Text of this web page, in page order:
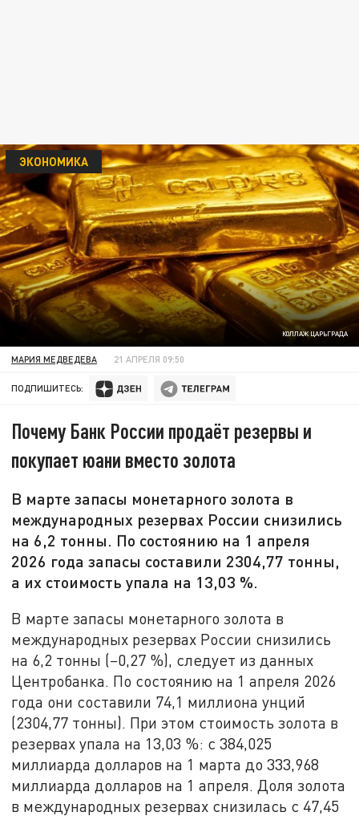
КОЛЛАЖ ЦАРЬГРАДА
ЭКОНОМИКА
МАРИЯ МЕДВЕДЕВА 21 АПРЕЛЯ 09:50
ПОДПИШИТЕСЬ:
Почему Банк России продаёт резервы и
покупает юани вместо золота
В марте запасы монетарного золота в
международных резервах России снизились
на 6,2 тонны. По состоянию на 1 апреля
2026 года запасы составили 2304,77 тонны,
а их стоимость упала на 13,03 %.
В марте запасы монетарного золота в
международных резервах России снизились
на 6,2 тонны (−0,27 %), следует из данных
Центробанка. По состоянию на 1 апреля 2026
года они составили 74,1 миллиона унций
(2304,77 тонны). При этом стоимость золота в
резервах упала на 13,03 %: с 384,025
миллиарда долларов на 1 марта до 333,968
миллиарда долларов на 1 апреля. Доля золота
в международных резервах снизилась с 47,45